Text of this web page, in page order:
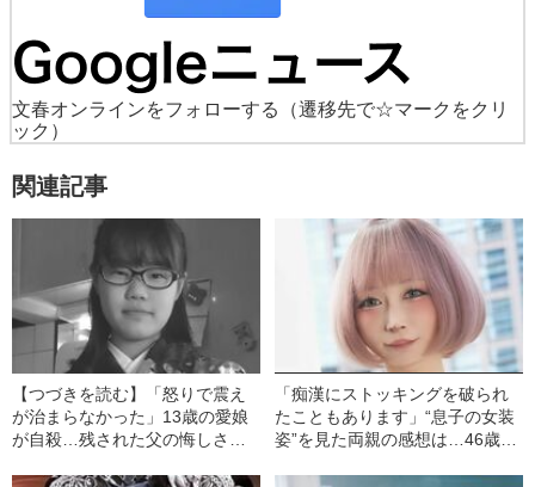
文春オンラインをフォローする
（遷移先で☆マークをクリ
ック）
関連記事
【つづきを読む】「怒りで震え
が治まらなかった」13歳の愛娘
が自殺…残された父の悔しさ、
「痴漢にストッキングを破られ
たこともあります」“息子の女装
姿”を見た両親の感想は…46歳お